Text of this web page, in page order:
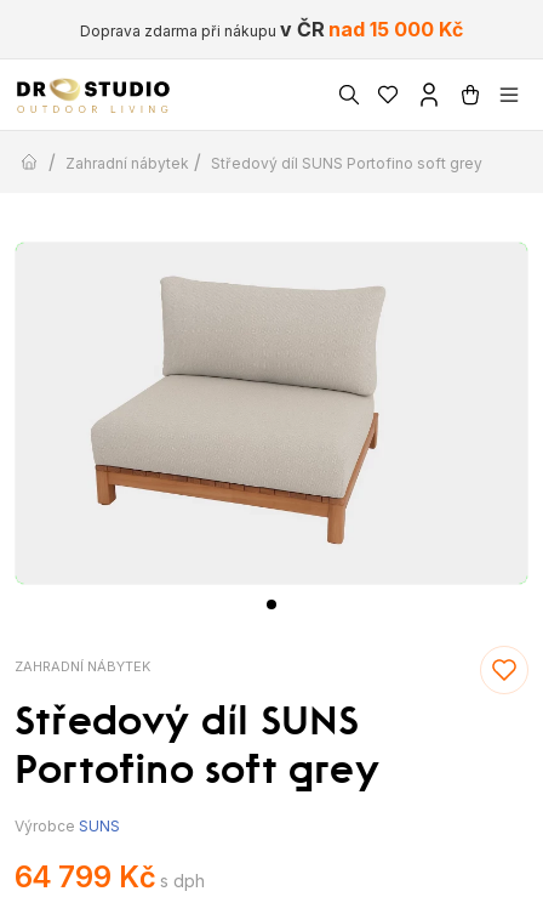
Doprava zdarma při nákupu v ČR nad 15 000 Kč
/ Zahradní nábytek / Středový díl SUNS Portofino soft grey
ZAHRADNÍ NÁBYTEK
Středový díl SUNS
Portofino soft grey
Výrobce SUNS
64 799 Kč s dph